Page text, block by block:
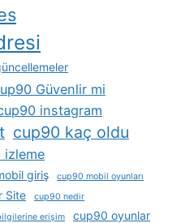
Güvenlir mi
instagram
cup90 kaç oldu
izleme
giriş
cup90 mobil oyunları
Site
cup90 nedir
erişim cup90 oyunlar